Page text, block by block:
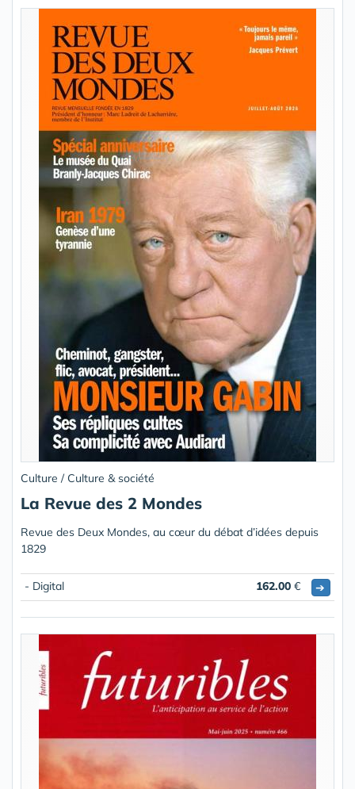
Culture / Culture & société
La Revue des 2 Mondes
Revue des Deux Mondes, au cœur du débat d’idées depuis
1829
- Digital 162.00 € ➔